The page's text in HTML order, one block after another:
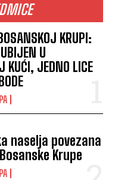
KRUPI:
U
KUĆI, JEDNO LICE
naselja povezana
Krupe